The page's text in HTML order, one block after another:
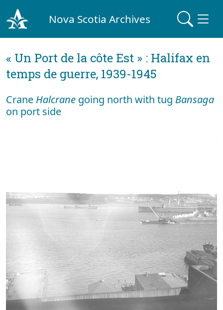
Nova Scotia Archives
« Un Port de la côte Est » : Halifax en
temps de guerre, 1939-1945
Crane Halcrane going north with tug Bansaga
on port side